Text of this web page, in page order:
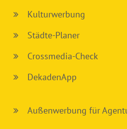
Kulturwerbung
Städte-Planer
Crossmedia-Check
DekadenApp
Außenwerbung für